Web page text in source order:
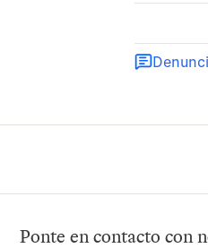
Ponte en contacto con